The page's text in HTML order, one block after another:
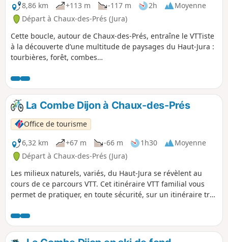
8,86 km
+113 m -117 m 2h
Moyenne
Départ à Chaux-des-Prés (Jura)
Cette boucle, autour de Chaux-des-Prés, entraîne le VTTiste
à la découverte d’une multitude de paysages du Haut-Jura :
tourbières, forêt, combes…
La Combe Dijon à Chaux-des-Prés
Office de tourisme
6,32 km
+67 m -66 m 1h30
Moyenne
Départ à Chaux-des-Prés (Jura)
Les milieux naturels, variés, du Haut-Jura se révèlent au
cours de ce parcours VTT. Cet itinéraire VTT familial vous
permet de pratiquer, en toute sécurité, sur un itinéraire très
découverte de différents milieux naturels : forêts, pâtures,
zones humides et tourbières.